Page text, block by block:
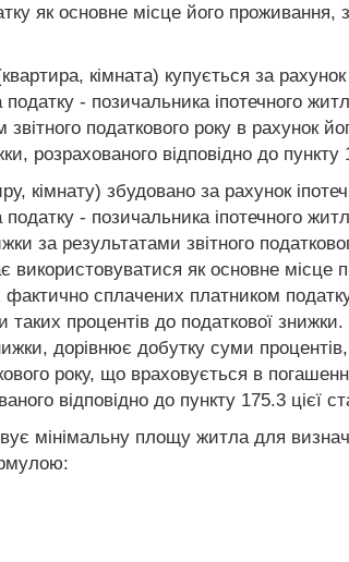
як основне місце його проживання,
кімната) купується за
податку - позичальника іпотечного
звітного податкового року в
розрахованого відповідно до пункту
кімнату) збудовано за рахунок
податку - позичальника іпотечного
за результатами звітного
використовуватися як основне
сплачених платником
таких процентів до податкової
дорівнює добутку суми
року, що враховується в
відповідно до пункту 175.3 цієї
мінімальну площу житла для